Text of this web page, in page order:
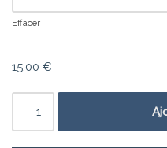
Effacer
15,00 €